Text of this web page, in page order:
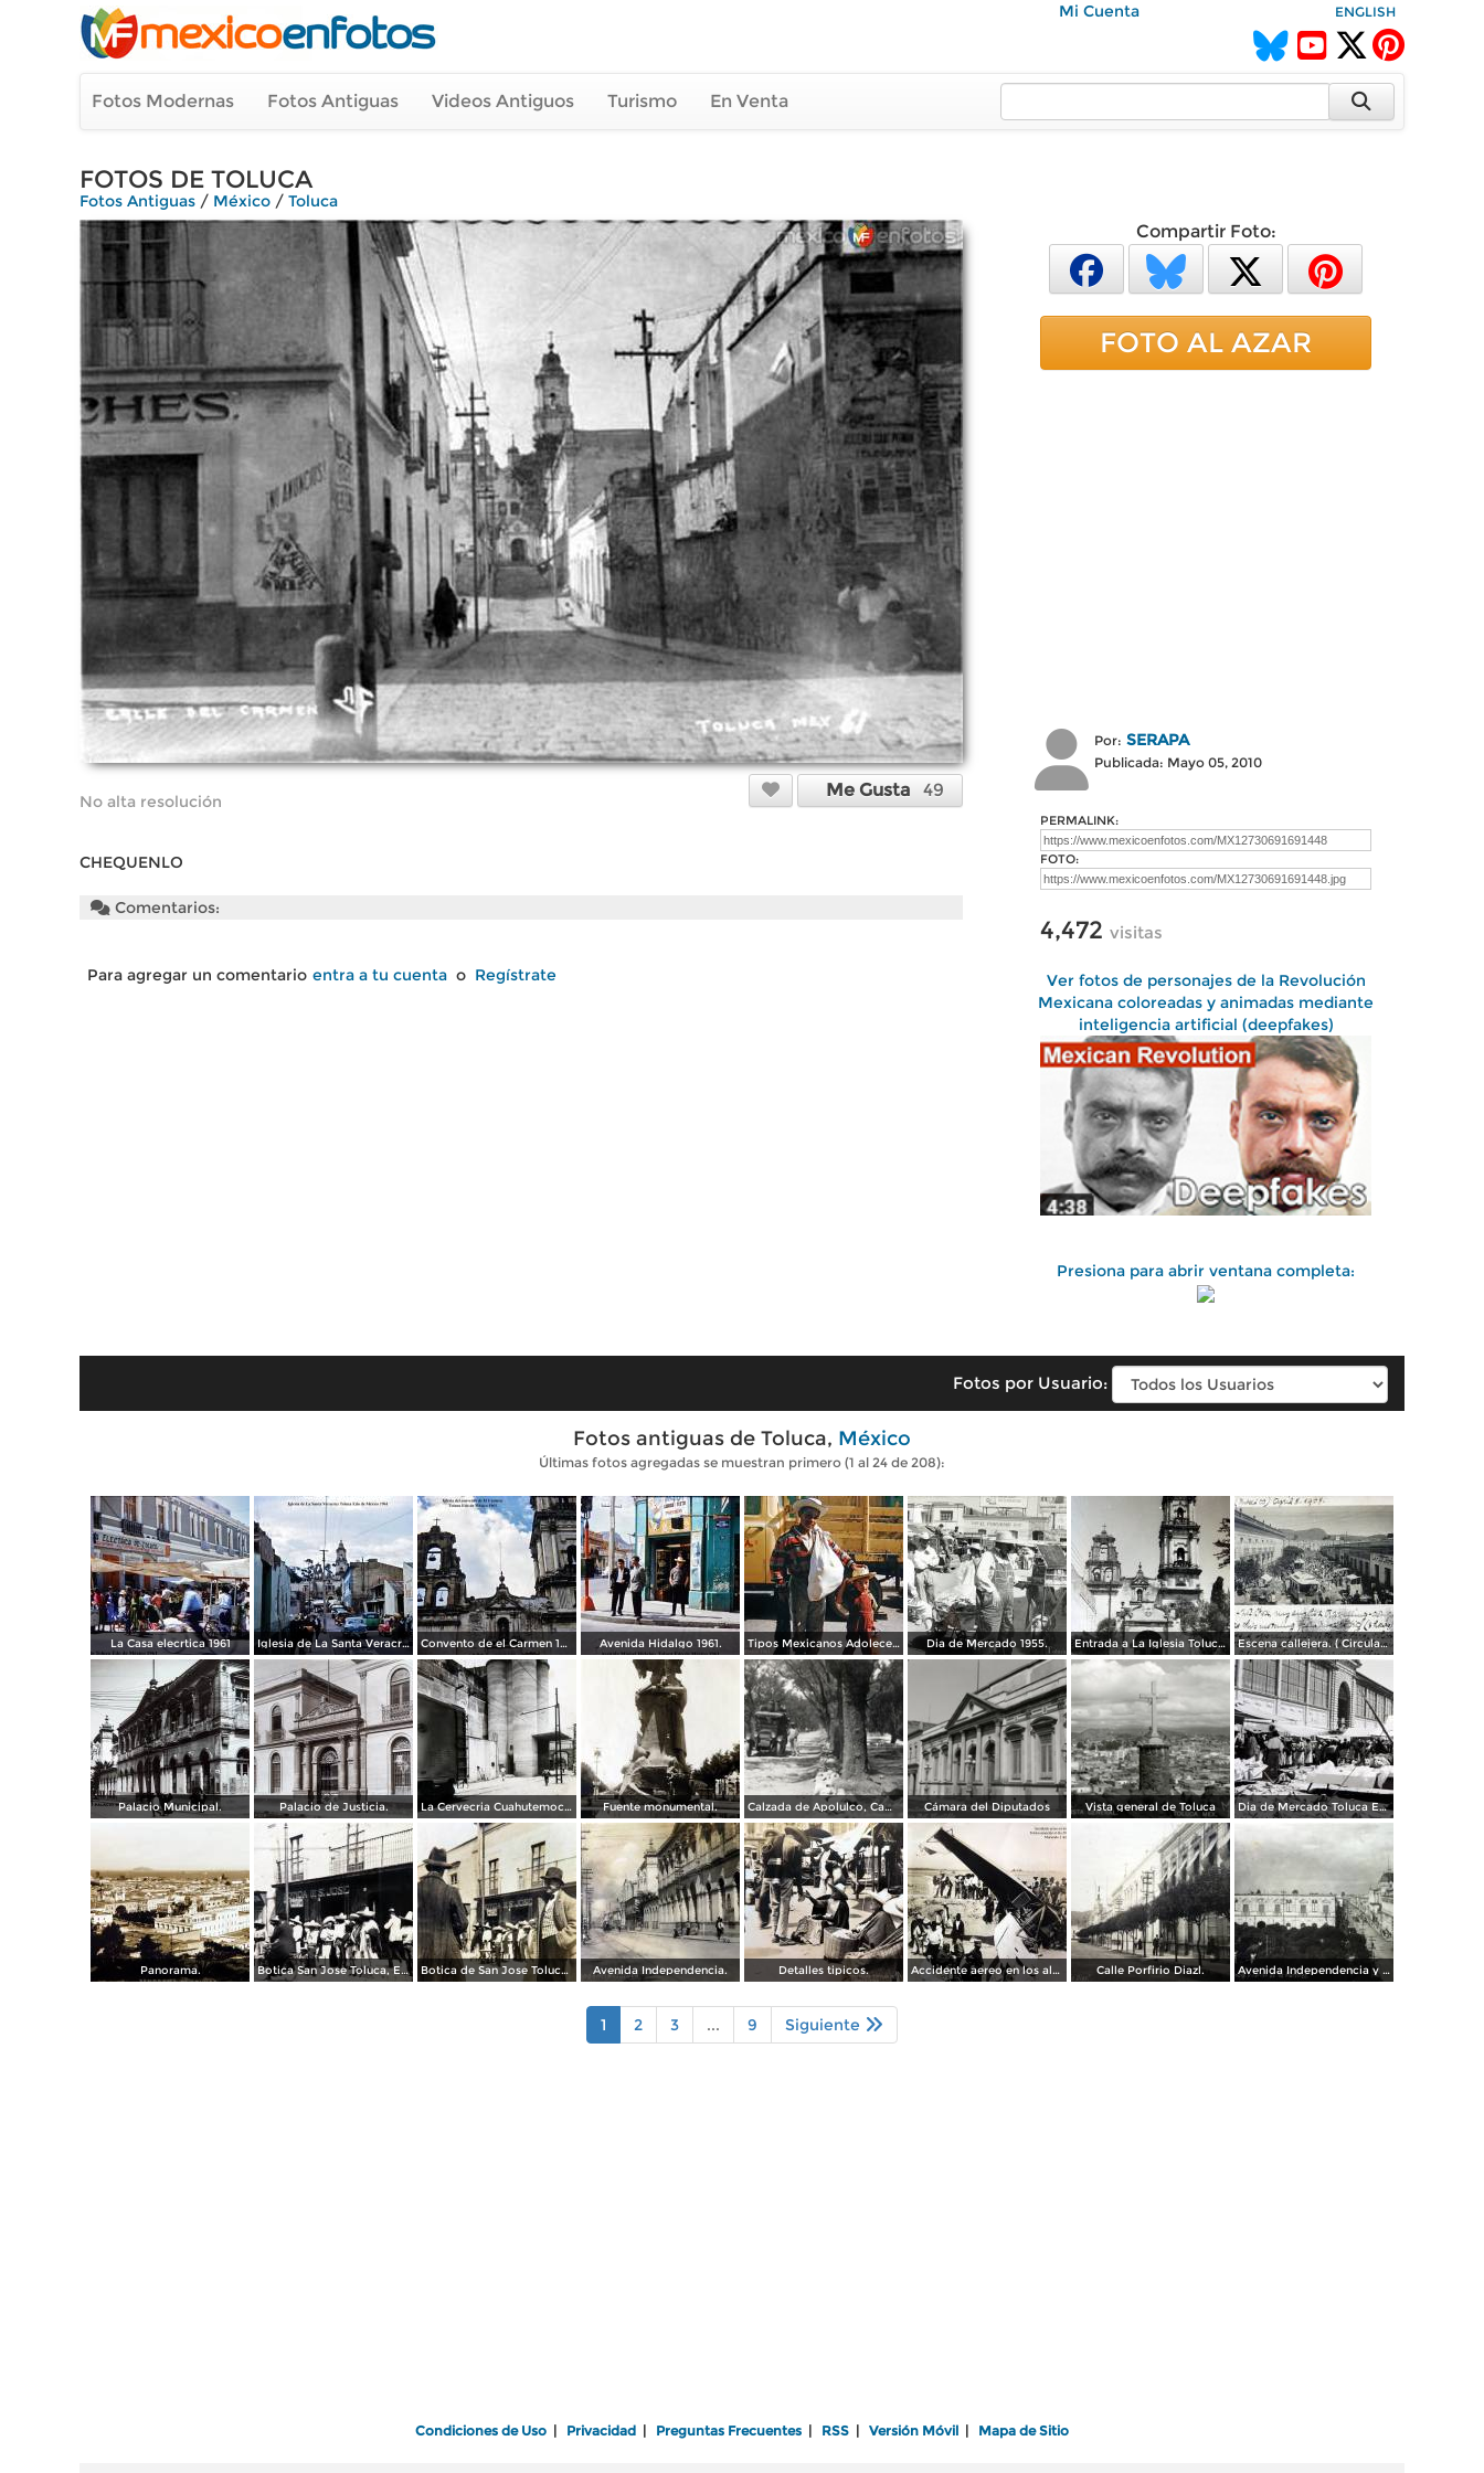
Mi Cuenta ENGLISH
Fotos Modernas Fotos Antiguas Videos Antiguos Turismo En Venta
FOTOS DE TOLUCA
Fotos Antiguas / México / Toluca
No alta resolución
Me Gusta 49
CHEQUENLO
Comentarios:
Para agregar un comentario entra a tu cuenta o Regístrate
Compartir Foto:
FOTO AL AZAR
Por: SERAPA
Publicada: Mayo 05, 2010
PERMALINK:
FOTO:
4,472 visitas
Ver fotos de personajes de la Revolución
Mexicana coloreadas y animadas mediante
inteligencia artificial (deepfakes)
Presiona para abrir ventana completa:
Fotos por Usuario:
Fotos antiguas de Toluca, México
Últimas fotos agregadas se muestran primero (1 al 24 de 208):
La Casa elecrtica 1961 Iglesia de La Santa Veracruz 1961 Convento de el Carmen 1961. Avenida Hidalgo 1961. Tipos Mexicanos Adolecente 1961. Dia de Mercado 1955. Entrada a La Iglesia Toluca, Edo de México 1955. Escena callejera. ( Circulada el 8 de Abril de 1908 ).
Palacio Municipal. Palacio de Justicia. La Cervecria Cuahutemoc en Toluca, Edo de México ( Fechada el 2 de Mayo de 1957 ). Fuente monumental. Calzada de Apolulco, Camino Toluca - Ciudad de México Cámara del Diputados Vista general de Toluca Dia de Mercado Toluca Estado de México.
Panorama. Botica San Jose Toluca, Edo de México 1909. Botica de San Jose Toluca, Edo de México 1909. Avenida Independencia. Detalles tipicos. Accidente aereo en los alrededores de Toluca acaecido el dia 28 de Marzo de 1928 Muriendo 3 Americanos. Calle Porfirio Diazl. Avenida Independencia y Jardin de Los martires.
1 2 3 ... 9 Siguiente
Condiciones de Uso Privacidad Preguntas Frecuentes RSS Versión Móvil Mapa de Sitio